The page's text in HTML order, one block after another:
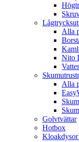
Alla
Nito
Alla
Golvtvättar
Hotbox